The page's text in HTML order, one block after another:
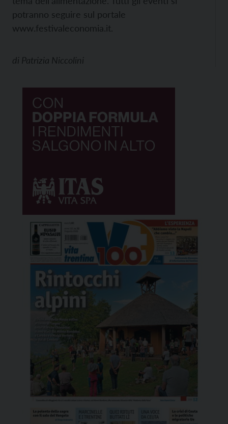
potranno seguire sul portale
www.festivaleconomia.it.
di Patrizia Niccolini